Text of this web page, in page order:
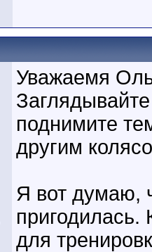
Уважаемя
поднимите
другим
Я вот думаю,
для